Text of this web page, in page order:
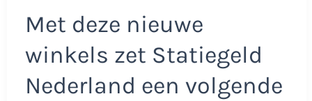
Met deze nieuwe
winkels zet Statiegeld
Nederland een volgende